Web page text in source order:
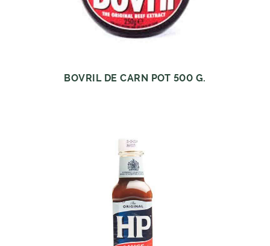
BOVRIL DE CARN POT 500 G.